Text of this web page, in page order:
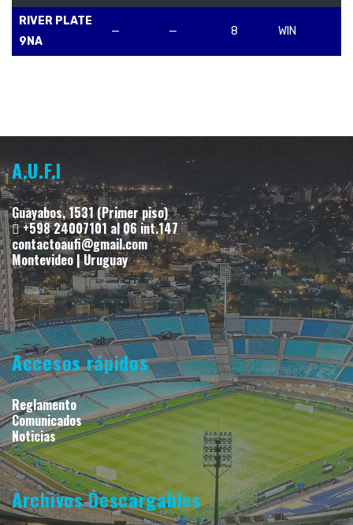
RIVER PLATE
9NA
— — 8 WIN
A.U.F.I
Guayabos, 1531 (Primer piso)
+598 24007101 al 06 int.147
contactoaufi@gmail.com
Montevideo | Uruguay
Accesos rápidos
Reglamento
Comunicados
Noticias
Archivos Descargables